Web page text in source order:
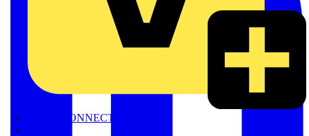
METZ CONNECT